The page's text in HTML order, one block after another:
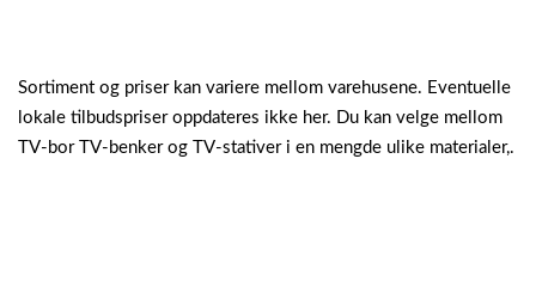
Sortiment og priser kan variere mellom varehusene. Eventuelle
lokale tilbudspriser oppdateres ikke her. Du kan velge mellom
TV-bor TV-benker og TV-stativer i en mengde ulike materialer,.